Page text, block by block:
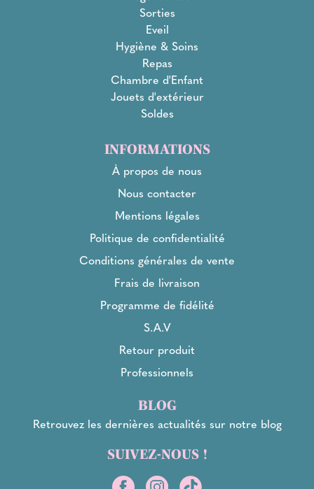
Sorties
Eveil
Hygiène & Soins
Repas
Chambre d'Enfant
Jouets d'extérieur
Soldes
INFORMATIONS
À propos de nous
Nous contacter
Mentions légales
Politique de confidentialité
Conditions générales de vente
Frais de livraison
Programme de fidélité
S.A.V
Retour produit
Professionnels
BLOG
Retrouvez les dernières actualités sur notre blog
SUIVEZ-NOUS !